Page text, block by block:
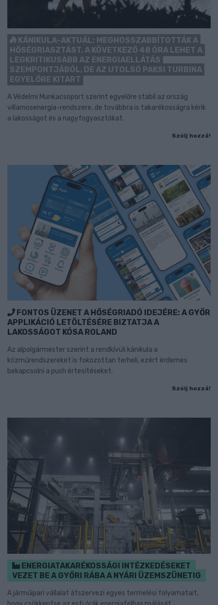
KÁNIKULA-AKTUÁL: MEGHOSSZABBÍTOTTÁK A
HŐSÉGRIASZTÁST, A KÖVETKEZŐ 48 ÓRA LEHET A
LEGKRITIKUSABB AZ ENERGIAELLÁTÁS
SZEMPONTJÁBÓL, DE AZ UTOLSÓ PAKSI TURBINA
EGYELŐRE KITART
A Védelmi Munkacsoport szerint egyelőre stabil az ország
villamosenergia-rendszere, de továbbra is takarékosságra kérik
a lakosságot és a nagyfogyasztókat.
Szólj hozzá!
FONTOS ÜZENET A HŐSÉGRIADÓ IDEJÉRE: A GYŐR
APPLIKÁCIÓ LETÖLTÉSÉRE BIZTATJA A
LAKOSSÁGOT KÓSA ROLAND
Az alpolgármester szerint a rendkívüli kánikula a
közműrendszereket is fokozottan terheli, ezért érdemes
bekapcsolni a push értesítéseket.
Szólj hozzá!
ENERGIATAKARÉKOSSÁGI INTÉZKEDÉSEKET
VEZET BE A GYŐRI RÁBA A NYÁRI ÜZEMSZÜNETIG
A járműipari vállalat átszervezi egyes termelési folyamatait,